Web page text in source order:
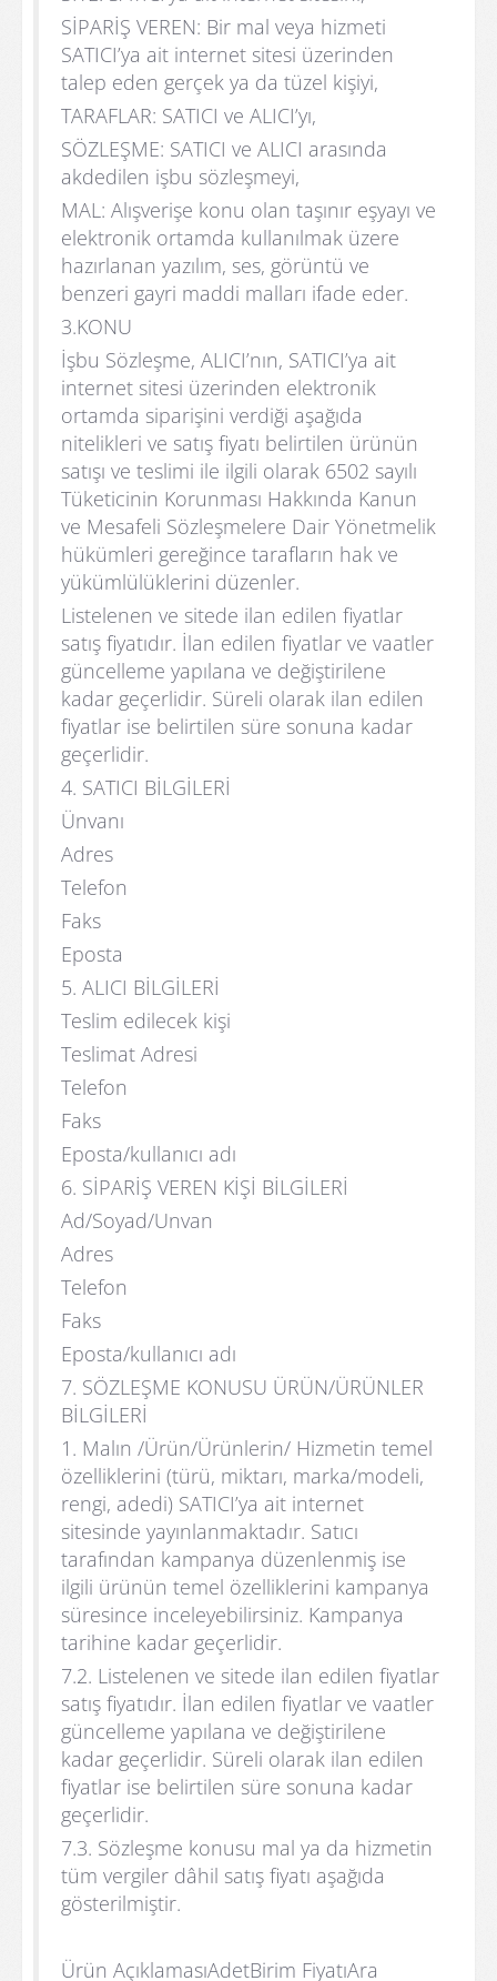
SİPARİŞ VEREN: Bir mal veya hizmeti
SATICI’ya ait internet sitesi üzerinden
talep eden gerçek ya da tüzel kişiyi,
TARAFLAR: SATICI ve ALICI’yı,
SÖZLEŞME: SATICI ve ALICI arasında
akdedilen işbu sözleşmeyi,
MAL: Alışverişe konu olan taşınır eşyayı ve
elektronik ortamda kullanılmak üzere
hazırlanan yazılım, ses, görüntü ve
benzeri gayri maddi malları ifade eder.
3.KONU
İşbu Sözleşme, ALICI’nın, SATICI’ya ait
internet sitesi üzerinden elektronik
ortamda siparişini verdiği aşağıda
nitelikleri ve satış fiyatı belirtilen ürünün
satışı ve teslimi ile ilgili olarak 6502 sayılı
Tüketicinin Korunması Hakkında Kanun
ve Mesafeli Sözleşmelere Dair Yönetmelik
hükümleri gereğince tarafların hak ve
yükümlülüklerini düzenler.
Listelenen ve sitede ilan edilen fiyatlar
satış fiyatıdır. İlan edilen fiyatlar ve vaatler
güncelleme yapılana ve değiştirilene
kadar geçerlidir. Süreli olarak ilan edilen
fiyatlar ise belirtilen süre sonuna kadar
geçerlidir.
4. SATICI BİLGİLERİ
Ünvanı
Adres
Telefon
Faks
Eposta
5. ALICI BİLGİLERİ
Teslim edilecek kişi
Teslimat Adresi
Telefon
Faks
Eposta/kullanıcı adı
6. SİPARİŞ VEREN KİŞİ BİLGİLERİ
Ad/Soyad/Unvan
Adres
Telefon
Faks
Eposta/kullanıcı adı
7. SÖZLEŞME KONUSU ÜRÜN/ÜRÜNLER
BİLGİLERİ
1. Malın /Ürün/Ürünlerin/ Hizmetin temel
özelliklerini (türü, miktarı, marka/modeli,
rengi, adedi) SATICI’ya ait internet
sitesinde yayınlanmaktadır. Satıcı
tarafından kampanya düzenlenmiş ise
ilgili ürünün temel özelliklerini kampanya
süresince inceleyebilirsiniz. Kampanya
tarihine kadar geçerlidir.
7.2. Listelenen ve sitede ilan edilen fiyatlar
satış fiyatıdır. İlan edilen fiyatlar ve vaatler
güncelleme yapılana ve değiştirilene
kadar geçerlidir. Süreli olarak ilan edilen
fiyatlar ise belirtilen süre sonuna kadar
geçerlidir.
7.3. Sözleşme konusu mal ya da hizmetin
tüm vergiler dâhil satış fiyatı aşağıda
gösterilmiştir.
Ürün AçıklamasıAdetBirim FiyatıAra